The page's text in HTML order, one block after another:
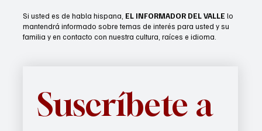
Si usted es de habla hispana, EL INFORMADOR DEL VALLE lo
mantendrá informado sobre temas de interés para usted y su
familia y en contacto con nuestra cultura, raíces e idioma.
Suscríbete a